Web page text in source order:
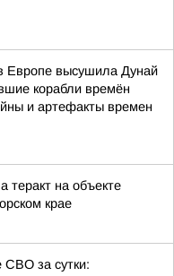
Европе высушила Дунай
корабли времён
и артефакты времен
теракт на объекте
крае
СВО за сутки: